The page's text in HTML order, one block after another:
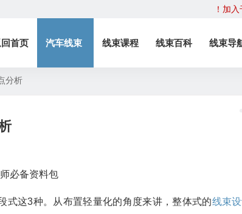
！加
首页 汽车线束 线束课程 线束百科 线束导
分析
式这3种。从布置轻量化的角度来讲，整体式的线束